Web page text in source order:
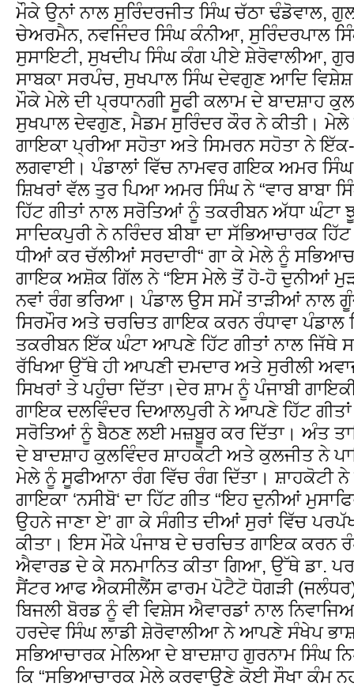
ਮੌਕੇ ਉਨਾਂ ਨਾਲ ਸੁਰਿੰਦਰਜੀਤ ਸਿੰਘ ਚੱਠਾ ਢੰਡੋਵਾਲ,
ਚੇਅਰਮੈਨ, ਨਵਜਿੰਦਰ ਸਿੰਘ ਕੰਨੀਆ, ਸੁਰਿੰਦਰਪਾਲ
ਸੁਸਾਇਟੀ, ਸੁਖਦੀਪ ਸਿੰਘ ਕੰਗ ਪੀਏ ਸ਼ੇਰੋਵਾਲੀਆ,
ਸਾਬਕਾ ਸਰਪੰਚ, ਸੁਖਪਾਲ ਸਿੰਘ ਦੇਵਗੁਣ ਆਦਿ
ਮੌਕੇ ਮੇਲੇ ਦੀ ਪ੍ਰਧਾਨਗੀ ਸੂਫੀ ਕਲਾਮ ਦੇ ਬਾਦਸ਼ਾਹ
ਸੁਖਪਾਲ ਦੇਵਗੁਣ, ਮੈਡਮ ਸੁਰਿੰਦਰ ਕੌਰ ਨੇ ਕੀਤੀ।
ਗਾਇਕਾ ਪ੍ਰੀਆ ਸਹੋਤਾ ਅਤੇ ਸਿਮਰਨ ਸਹੋਤਾ ਨੇ
ਲਗਵਾਈ। ਪੰਡਾਲਾਂ ਵਿੱਚ ਨਾਮਵਰ ਗਇਕ ਅਮਰ ਸਿੰਘ
ਸ਼ਿਖਰਾਂ ਵੱਲ ਤੁਰ ਪਿਆ ਅਮਰ ਸਿੰਘ ਨੇ “ਵਾਰ ਬਾਬਾ
ਹਿੱਟ ਗੀਤਾਂ ਨਾਲ ਸਰੋਤਿਆਂ ਨੂੰ ਤਕਰੀਬਨ ਅੱਧਾ ਘੰਟਾ
ਸਾਦਿਕਪੁਰੀ ਨੇ ਨਰਿੰਦਰ ਬੀਬਾ ਦਾ ਸੱਭਿਆਚਾਰਕ
ਧੀਆਂ ਕਰ ਚੱਲੀਆਂ ਸਰਦਾਰੀ“ ਗਾ ਕੇ ਮੇਲੇ ਨੂੰ
ਗਾਇਕ ਅਸ਼ੋਕ ਗਿੱਲ ਨੇ “ਇਸ ਮੇਲੇ ਤੋਂ ਹੋ-ਹੋ ਦੁਨੀਆਂ
ਨਵਾਂ ਰੰਗ ਭਰਿਆ। ਪੰਡਾਲ ਉਸ ਸਮੇਂ ਤਾੜੀਆਂ ਨਾਲ
ਸਿਰਮੌਰ ਅਤੇ ਚਰਚਿਤ ਗਾਇਕ ਕਰਨ ਰੰਧਾਵਾ ਪੰਡਾਲ
ਤਕਰੀਬਨ ਇੱਕ ਘੰਟਾ ਆਪਣੇ ਹਿੱਟ ਗੀਤਾਂ ਨਾਲ ਜਿੱਥੇ
ਰੱਖਿਆ ਉੱਥੇ ਹੀ ਆਪਣੀ ਦਮਦਾਰ ਅਤੇ ਸੁਰੀਲੀ
ਸਿਖਰਾਂ ਤੇ ਪਹੁੰਚਾ ਦਿੱਤਾ।ਦੇਰ ਸ਼ਾਮ ਨੂੰ ਪੰਜਾਬੀ
ਗਾਇਕ ਦਲਵਿੰਦਰ ਦਿਆਲਪੁਰੀ ਨੇ ਆਪਣੇ ਹਿੱਟ
ਸਰੋਤਿਆਂ ਨੂੰ ਬੈਠਣ ਲਈ ਮਜ਼ਬੂਰ ਕਰ ਦਿੱਤਾ। ਅੰਤ
ਦੇ ਬਾਦਸ਼ਾਹ ਕੁਲਵਿੰਦਰ ਸ਼ਾਹਕੋਟੀ ਅਤੇ ਕੁਲਜੀਤ ਨੇ
ਮੇਲੇ ਨੂੰ ਸੂਫੀਆਨਾ ਰੰਗ ਵਿੱਚ ਰੰਗ ਦਿੱਤਾ। ਸ਼ਾਹਕੋਟੀ ਨੇ
ਗਾਇਕਾ ‘ਨਸੀਬੋ‘ ਦਾ ਹਿੱਟ ਗੀਤ “ਇਹ ਦੁਨੀਆਂ
ਉਹਨੇ ਜਾਣਾ ਏ’ ਗਾ ਕੇ ਸੰਗੀਤ ਦੀਆਂ ਸੁਰਾਂ ਵਿੱਚ
ਕੀਤਾ। ਇਸ ਮੌਕੇ ਪੰਜਾਬ ਦੇ ਚਰਚਿਤ ਗਾਇਕ ਕਰਨ
ਐਵਾਰਡ ਦੇ ਕੇ ਸਨਮਾਨਿਤ ਕੀਤਾ ਗਿਆ, ਉੱਥੇ ਡਾ.
ਸੈਂਟਰ ਆਫ ਐਕਸੀਲੈਂਸ ਫਾਰਮ ਪੋਟੈਟੋ ਧੋਗੜੀ
ਬਿਜਲੀ ਬੋਰਡ ਨੂੰ ਵੀ ਵਿਸ਼ੇਸ ਐਵਾਰਡਾਂ ਨਾਲ
ਹਰਦੇਵ ਸਿੰਘ ਲਾਡੀ ਸ਼ੇਰੋਵਾਲੀਆ ਨੇ ਆਪਣੇ ਸੰਖੇਪ
ਸਭਿਆਚਾਰਕ ਮੇਲਿਆ ਦੇ ਬਾਦਸ਼ਾਹ ਗੁਰਨਾਮ ਸਿੰਘ
ਕਿ “ਸਭਿਆਚਾਰਕ ਮੇਲੇ ਕਰਵਾਉਣੇ ਕੋਈ ਸੌਖਾ ਕੰਮ